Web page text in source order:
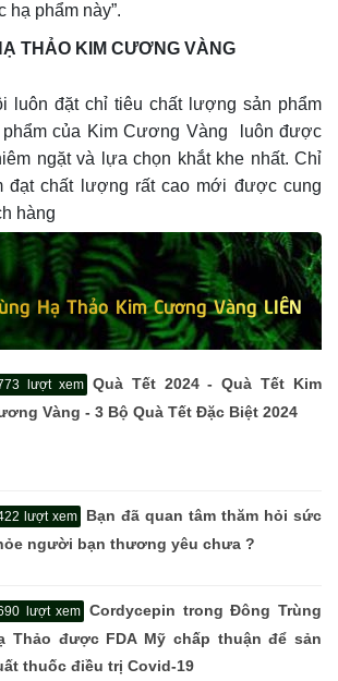
phẩm này”.
THẢO KIM CƯƠNG VÀNG
luôn đặt chỉ tiêu chất lượng sản phẩm
phẩm của Kim Cương Vàng luôn được
ngặt và lựa chọn khắt khe nhất. Chỉ
đạt chất lượng rất cao mới được cung
hàng
Hạ Thảo Kim Cương Vàng LIÊN
lượt xem Quà Tết 2024 - Quà Tết Kim
Vàng - 3 Bộ Quà Tết Đặc Biệt 2024
lượt xem
Bạn đã quan tâm thăm hỏi sức
người bạn thương yêu chưa ?
lượt xem Cordycepin trong Đông Trùng
Thảo được FDA Mỹ chấp thuận để sản
thuốc điều trị Covid-19